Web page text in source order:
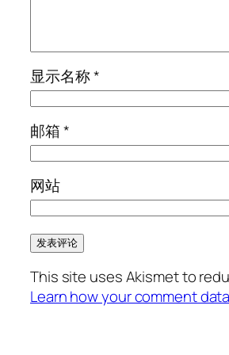
显示名称*
邮箱*
网站
This site uses Akismet to
Learn how your comment